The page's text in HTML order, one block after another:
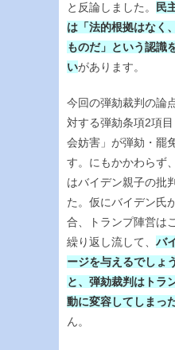
と反論しました。
民
は「法的根拠はなく
ものだ」という認識
いがあります。
今回の弾劾裁判の論
対する弾劾条項2項
会妨害」が弾劾・罷
す。にもかかわらず
はバイデン親子の批
た。仮にバイデン氏
合、トランプ陣営は
繰り返し流して、 バ
ージを与えるでしょ
と、弾劾裁判はトラ
動に変容してしまっ
ん。